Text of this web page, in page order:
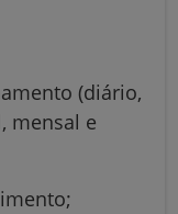
(diário,
mensal e